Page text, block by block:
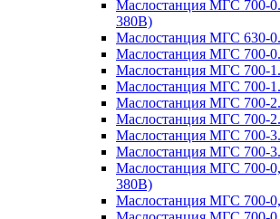
Маслостанция МГС 700-
380В)
Маслостанция МГС 630-
Маслостанция МГС 700-
Маслостанция МГС 700-
Маслостанция МГС 700-
Маслостанция МГС 700-
Маслостанция МГС 700-
Маслостанция МГС 700-
Маслостанция МГС 700-
Маслостанция МГС 700-
380В)
Маслостанция МГС 700-